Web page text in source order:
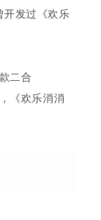
开发过
《欢乐
二合
《欢乐消消